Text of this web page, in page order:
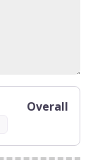
Overall